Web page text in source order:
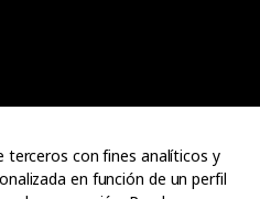
terceros con fines analíticos y
en función de un perfil